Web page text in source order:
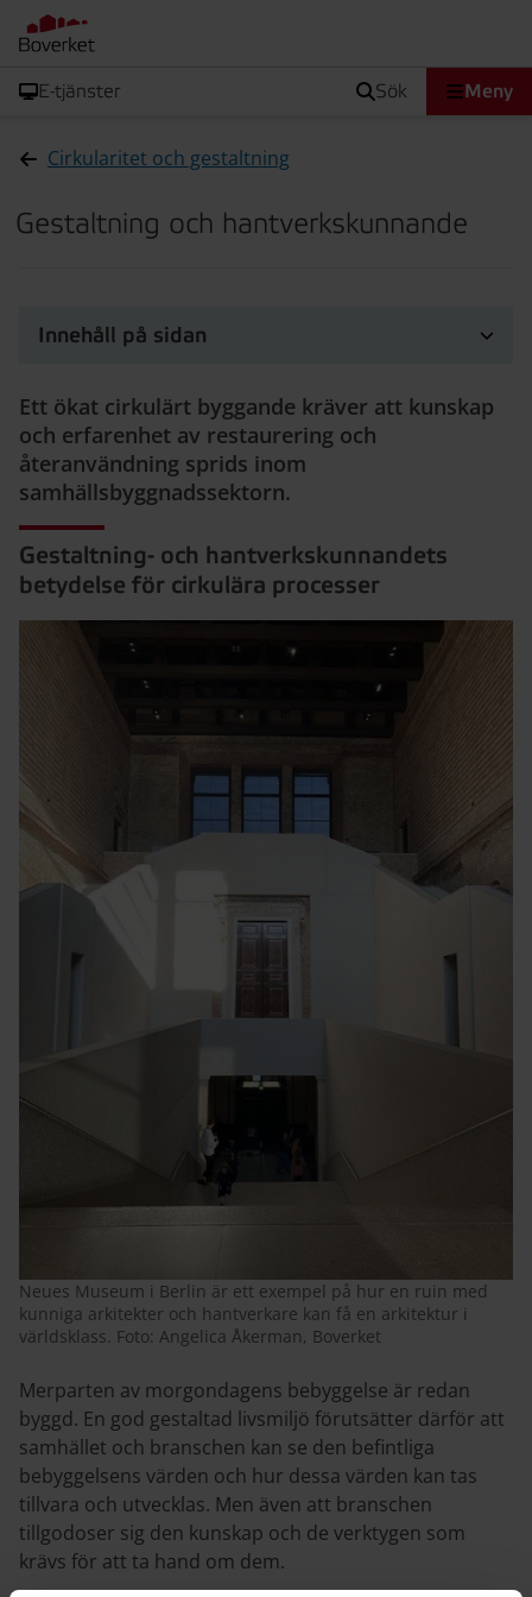
E-tjänster sök Meny
Cirkularitet och gestaltning
Gestaltning och hantverkskunnande
Innehåll på sidan
Ett ökat cirkulärt byggande kräver att kunskap
och erfarenhet av restaurering och
återanvändning sprids inom
samhällsbyggnadssektorn.
Gestaltning- och hantverkskunnandets
betydelse för cirkulära processer
Neues Museum i Berlin är ett exempel på hur en ruin med
kunniga arkitekter och hantverkare kan få en arkitektur i
världsklass. Foto: Angelica Åkerman, Boverket
Merparten av morgondagens bebyggelse är redan
byggd. En god gestaltad livsmiljö förutsätter därför att
samhället och branschen kan se den befintliga
bebyggelsens värden och hur dessa värden kan tas
tillvara och utvecklas. Men även att branschen
tillgodoser sig den kunskap och de verktygen som
krävs för att ta hand om dem.